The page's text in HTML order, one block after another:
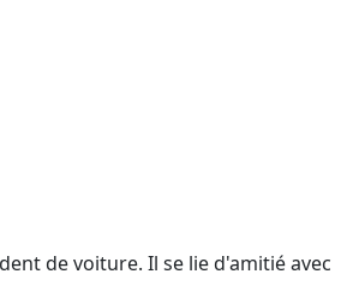
de voiture. Il se lie d'amitié avec